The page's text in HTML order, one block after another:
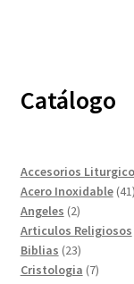
Catálogo
Accesorios
Acero Inoxidable 41
Angeles 22
productos
Articulos Religiosos
Biblias 2323
productos
Cristologia 77